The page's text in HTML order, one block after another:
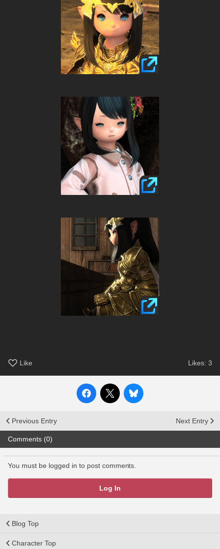
Like Likes: 3
Previous Entry Next Entry
Comments (0)
You must be logged in to post comments.
Log In
Blog Top
Character Top